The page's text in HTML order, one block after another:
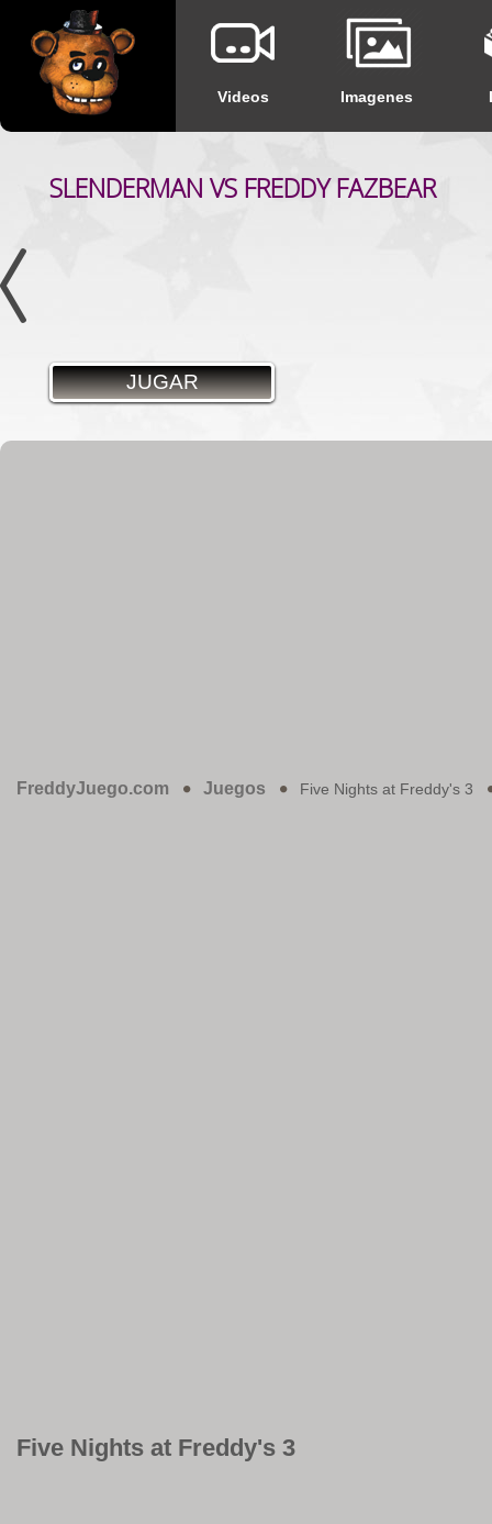
Videos Imagenes
SLENDERMAN VS FREDDY FAZBEAR
JUGAR
CIRCUS BABY
JUGAR
FreddyJuego.com Juegos Five Nights at Freddy's 3
Five Nights at Freddy's 3